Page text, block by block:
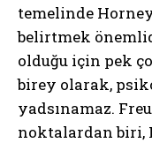
temelinde
belirtmek
olduğu için pek
birey olarak,
yadsınamaz.
noktalardan biri,